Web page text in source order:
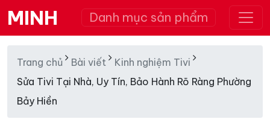
MINH Danh mục sản phẩm
Trang chủ Bài viết
Kinh nghiệm Tivi
Sửa Tivi Tại Nhà, Uy Tín, Bảo Hành Rõ Ràng Phường
Bảy Hiền